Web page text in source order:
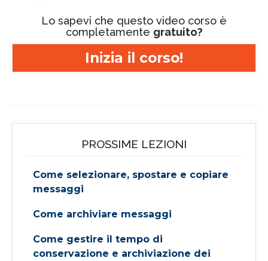
Lo sapevi che questo video corso è
completamente gratuito?
Inizia il corso!
PROSSIME LEZIONI
Come selezionare, spostare e copiare
messaggi
Come archiviare messaggi
Come gestire il tempo di
conservazione e archiviazione dei